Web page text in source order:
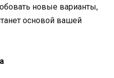
новые варианты,
основой вашей